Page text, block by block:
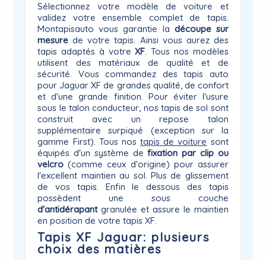
Sélectionnez votre modèle de voiture et
validez votre ensemble complet de tapis.
Montapisauto vous garantie la découpe sur
mesure de votre tapis. Ainsi vous aurez des
tapis adaptés à votreXF. Tous nos modèles
utilisent des matériaux de qualité et de
sécurité. Vous commandez des tapis auto
pour Jaguar XF de grandes qualité, de confort
et d'une grande finition. Pour éviter l'usure
sous le talon conducteur, nos tapis de sol sont
construit avec un repose talon
supplémentaire surpiqué (exception sur la
gamme First). Tous nostapis de voiture sont
équipés d'un système defixation par clip ou
velcro (comme ceux d'origine) pour assurer
l'excellent maintien au sol. Plus de glissement
de vos tapis. Enfin le dessous des tapis
possèdent une sous couche
d'antidérapantgranulée et assure le maintien
en position de votre tapis XF.
Tapis XF Jaguar: plusieurs
choix des matières